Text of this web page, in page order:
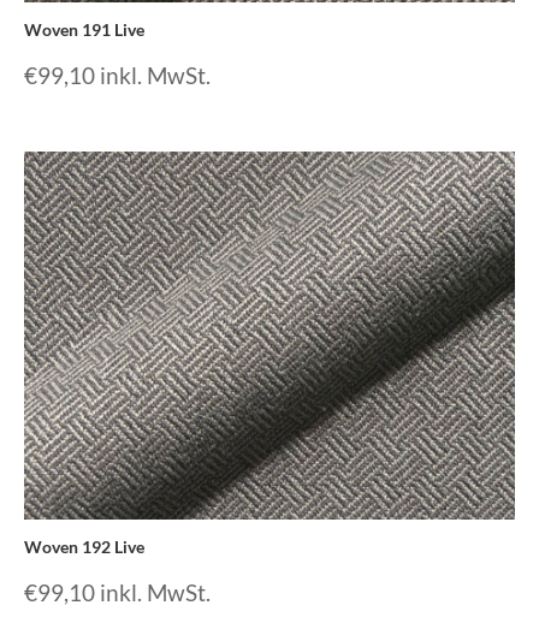
Woven 191 Live
€99,10 inkl. MwSt.
Woven 192 Live
€99,10 inkl. MwSt.